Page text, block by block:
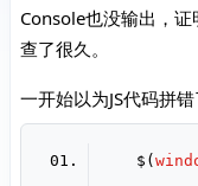
Console也没输出，
查了很久。
一开始以为JS代码拼
    $(